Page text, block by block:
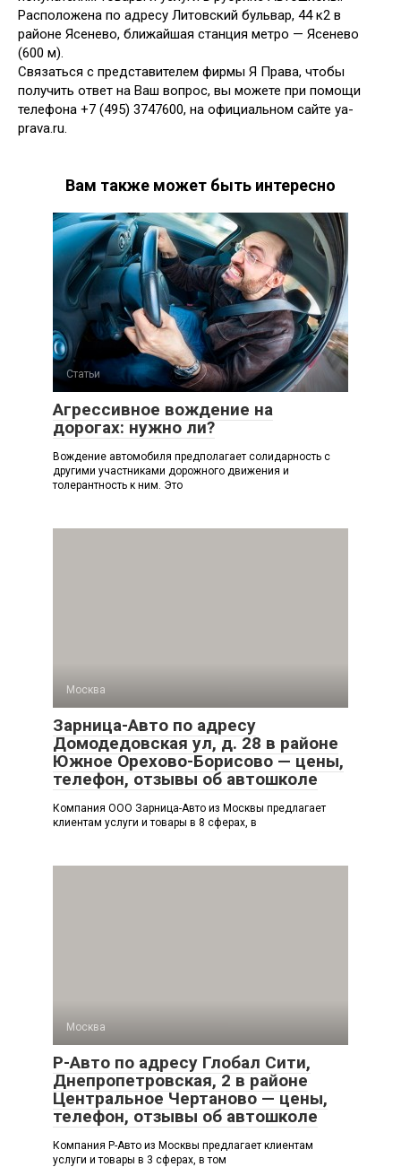
Расположена по адресу Литовский бульвар, 44 к2 в
районе Ясенево, ближайшая станция метро — Ясенево
(600 м).
Связаться с представителем фирмы Я Права, чтобы
получить ответ на Ваш вопрос, вы можете при помощи
телефона +7 (495) 3747600, на официальном сайте ya-
prava.ru.
Вам также может быть интересно
Статьи
Агрессивное вождение на
дорогах: нужно ли?
Вождение автомобиля предполагает солидарность с
другими участниками дорожного движения и
толерантность к ним. Это
Москва
Зарница-Авто по адресу
Домодедовская ул, д. 28 в районе
Южное Орехово-Борисово — цены,
телефон, отзывы об автошколе
Компания ООО Зарница-Авто из Москвы предлагает
клиентам услуги и товары в 8 сферах, в
Москва
Р-Авто по адресу Глобал Сити,
Днепропетровская, 2 в районе
Центральное Чертаново — цены,
телефон, отзывы об автошколе
Компания Р-Авто из Москвы предлагает клиентам
услуги и товары в 3 сферах, в том